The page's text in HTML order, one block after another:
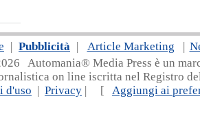
| Pubblicità | Article Marketing |
26 Automania® Media Press è un
on line iscritta nel Registro
d'uso | Privacy | [ Aggiungi ai